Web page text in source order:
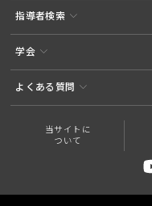
指導者検索
学会
よくある質問
当サイトに
ついて